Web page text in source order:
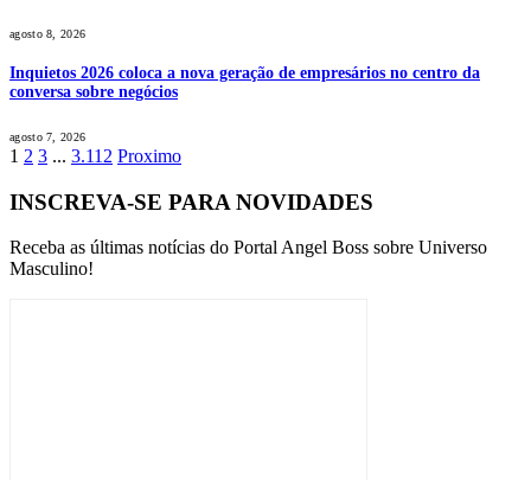
agosto 8, 2026
Inquietos 2026 coloca a nova geração de empresários no centro da
conversa sobre negócios
agosto 7, 2026
1 2 3 ... 3.112 Proximo
INSCREVA-SE PARA NOVIDADES
Receba as últimas notícias do Portal Angel Boss sobre Universo
Masculino!